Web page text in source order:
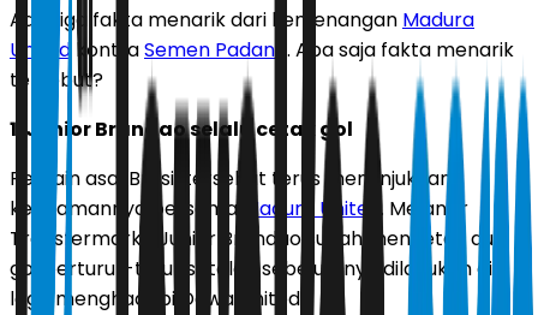
Ada tiga fakta menarik dari kemenangan Madura
United kontraSemen Padang . Apa saja fakta menarik
tersebut?
1. Junior Brandao selalu cetak gol
Pemain asal Brasil tersebut terus menunjukkan
ketajamannya bersama
Madura United . Melansir
Transfermarkt, Junior Brandao sudah mencetak dua
gol berturut-turut setelah sebelumnya dilakukan di
laga menghadapi Dewa United.